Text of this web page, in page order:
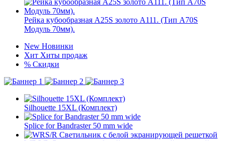
Рейка кубообразная A25S золото А111. (Тип A70S
Модуль 70мм).
New Новинки
Хит Хиты продаж
% Скидки
Silhouette 15XL (Комплект)
Splice for Bandraster 50 mm wide